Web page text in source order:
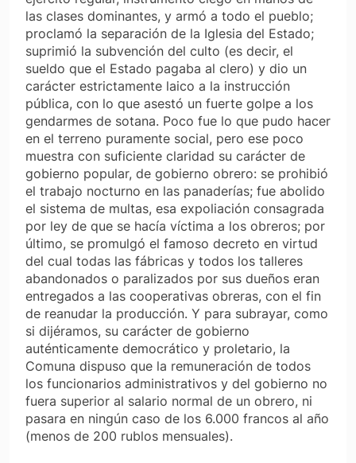
las clases dominantes, y armó a todo el pueblo;
proclamó la separación de la Iglesia del Estado;
suprimió la subvención del culto (es decir, el
sueldo que el Estado pagaba al clero) y dio un
carácter estrictamente laico a la instrucción
pública, con lo que asestó un fuerte golpe a los
gendarmes de sotana. Poco fue lo que pudo hacer
en el terreno puramente social, pero ese poco
muestra con suficiente claridad su carácter de
gobierno popular, de gobierno obrero: se prohibió
el trabajo nocturno en las panaderías; fue abolido
el sistema de multas, esa expoliación consagrada
por ley de que se hacía víctima a los obreros; por
último, se promulgó el famoso decreto en virtud
del cual todas las fábricas y todos los talleres
abandonados o paralizados por sus dueños eran
entregados a las cooperativas obreras, con el fin
de reanudar la producción. Y para subrayar, como
si dijéramos, su carácter de gobierno
auténticamente democrático y proletario, la
Comuna dispuso que la remuneración de todos
los funcionarios administrativos y del gobierno no
fuera superior al salario normal de un obrero, ni
pasara en ningún caso de los 6.000 francos al año
(menos de 200 rublos mensuales).